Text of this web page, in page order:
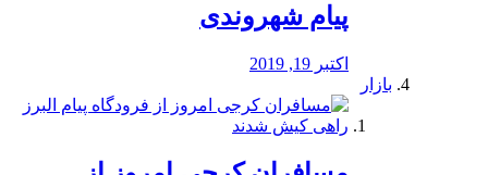
پیام شهروندی
اکتبر 19, 2019
بازار